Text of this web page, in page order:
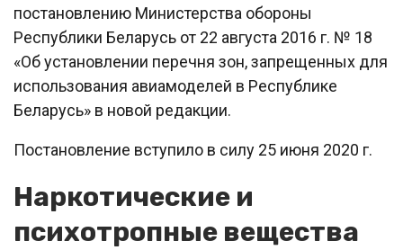
постановлению Министерства обороны
Республики Беларусь от 22 августа 2016 г. № 18
«Об установлении перечня зон, запрещенных для
использования авиамоделей в Республике
Беларусь» в новой редакции.
Постановление вступило в силу 25 июня 2020 г.
Наркотические и
психотропные вещества